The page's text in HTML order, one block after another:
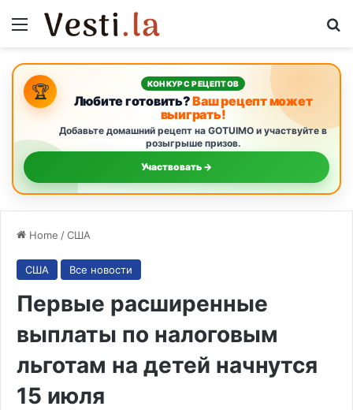
Menu
🏆 КОНКУРС РЕЦЕПТОВ
Любите готовить?Ваш рецепт может
выиграть!
Добавьте домашний рецепт на GOTUIMO и участвуйте в
розыгрыше призов.
Участвовать →
Home /США
США Все новости
Первые расширенные
выплаты по налоговым
льготам на детей начнутся
15 июля